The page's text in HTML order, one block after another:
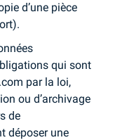
d’une pièce
qui sont
par la loi,
ou d’archivage
de
déposer une